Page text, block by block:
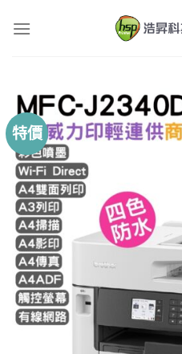
特價